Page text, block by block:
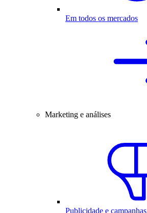
Em todos os mercados
Marketing e análises
Publicidade e campanhas